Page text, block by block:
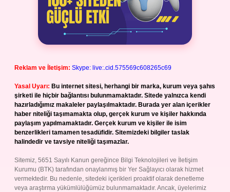
Reklam ve İletişim: Skype: live:.cid.575569c608265c69
Yasal Uyarı: Bu internet sitesi, herhangi bir marka, kurum veya şahıs
şirketi ile hiçbir bağlantısı bulunmamaktadır. Sitede yalnızca kendi
hazırladığımız makaleler paylaşılmaktadır. Burada yer alan içerikler
haber niteliği taşımamakta olup, gerçek kurum ve kişiler hakkında
paylaşım yapılmamaktadır. Gerçek kurum ve kişiler ile isim
benzerlikleri tamamen tesadüfidir. Sitemizdeki bilgiler taslak
halindedir ve tavsiye niteliği taşımazlar.
Sitemiz, 5651 Sayılı Kanun gereğince Bilgi Teknolojileri ve İletişim
Kurumu (BTK) tarafından onaylanmış bir Yer Sağlayıcı olarak hizmet
vermektedir. Bu nedenle, sitedeki içerikleri proaktif olarak denetleme
veya araştırma yükümlülüğümüz bulunmamaktadır. Ancak, üyelerimiz